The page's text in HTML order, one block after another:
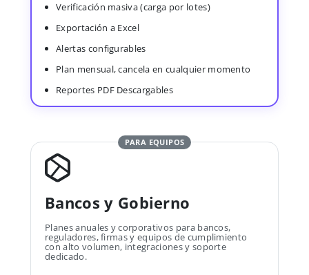
Verificación masiva (carga por lotes)
Exportación a Excel
Alertas configurables
Plan mensual, cancela en cualquier momento
Reportes PDF Descargables
PARA EQUIPOS
Bancos y Gobierno
Planes anuales y corporativos para bancos,
reguladores, firmas y equipos de cumplimiento
con alto volumen, integraciones y soporte
dedicado.